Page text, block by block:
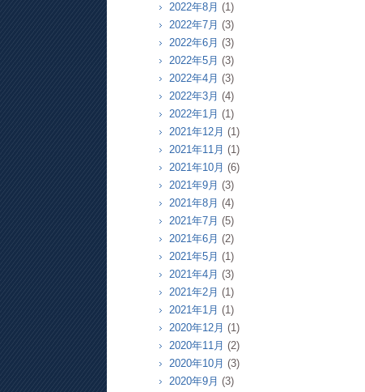
2022年8月 (1)
2022年7月 (3)
2022年6月 (3)
2022年5月 (3)
2022年4月 (3)
2022年3月 (4)
2022年1月 (1)
2021年12月 (1)
2021年11月 (1)
2021年10月 (6)
2021年9月 (3)
2021年8月 (4)
2021年7月 (5)
2021年6月 (2)
2021年5月 (1)
2021年4月 (3)
2021年2月 (1)
2021年1月 (1)
2020年12月 (1)
2020年11月 (2)
2020年10月 (3)
2020年9月 (3)